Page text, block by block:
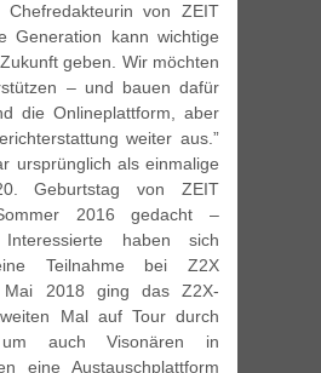
Chefredakteurin von ZEIT
Generation kann wichtige
geben. Wir möchten
– und bauen dafür
die Onlineplattform, aber
weiter aus.”
ursprünglich als einmalige
Geburtstag von ZEIT
2016 gedacht –
Interessierte haben sich
Teilnahme bei Z2X
Mai 2018 ging das Z2X-
Mal auf Tour durch
um auch Visonären in
eine Austauschplattform